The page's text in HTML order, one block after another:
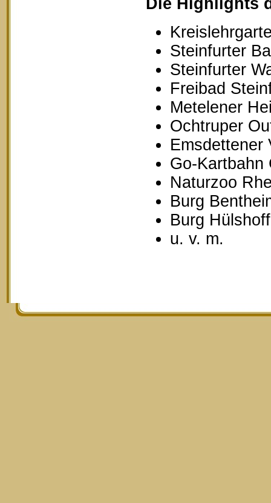
Die Highlights
Steinfurter
Steinfurter
Freibad
Metelener
Ochtruper
Emsdettener
Go-Kartbahn
Naturzoo
Burg
Burg
u. v. m.